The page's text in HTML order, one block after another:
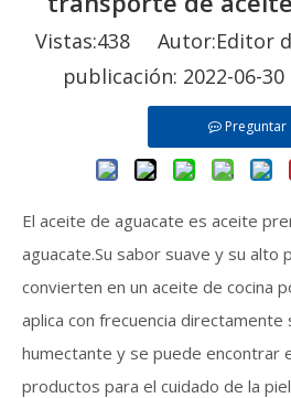
Vistas:438 Autor:Editor
publicación: 2022-06-
Preguntar
El aceite de aguacate es aceite
aguacate.Su sabor suave y su alto
convierten en un aceite de cocina
aplica con frecuencia directamente
humectante y se puede encontrar
productos para el cuidado de la